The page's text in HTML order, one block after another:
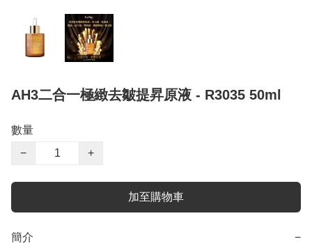
AH3二合一極緻去皺提昇原液 - R3035 50ml
數量
−
+
加至購物車
簡介 −